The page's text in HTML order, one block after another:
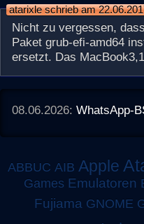
atarixle schrieb am
Nicht zu vergessen,
Paket grub-efi-amd64
ersetzt. Das
08.06.2026:WhatsApp-
ABBUC AIB Apple
Games Emulatoren
Fujiama GNOME